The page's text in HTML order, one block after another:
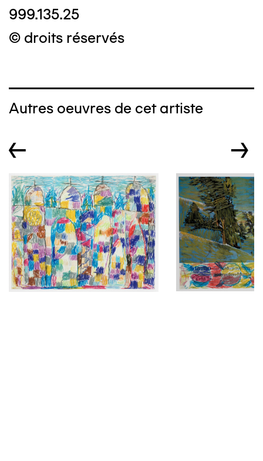
999.135.25
© droits réservés
Autres oeuvres de cet artiste
← →